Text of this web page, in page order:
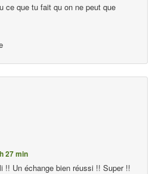
ce que tu fait qu on ne peut que
27 min
!! Un échange bien réussi !! Super !!